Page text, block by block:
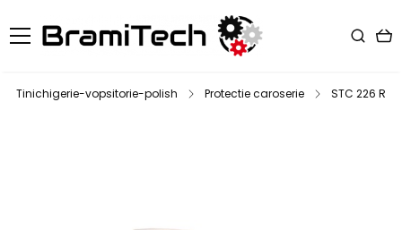
Tinichigerie-vopsitorie-polish Protectie caroserie STC 226